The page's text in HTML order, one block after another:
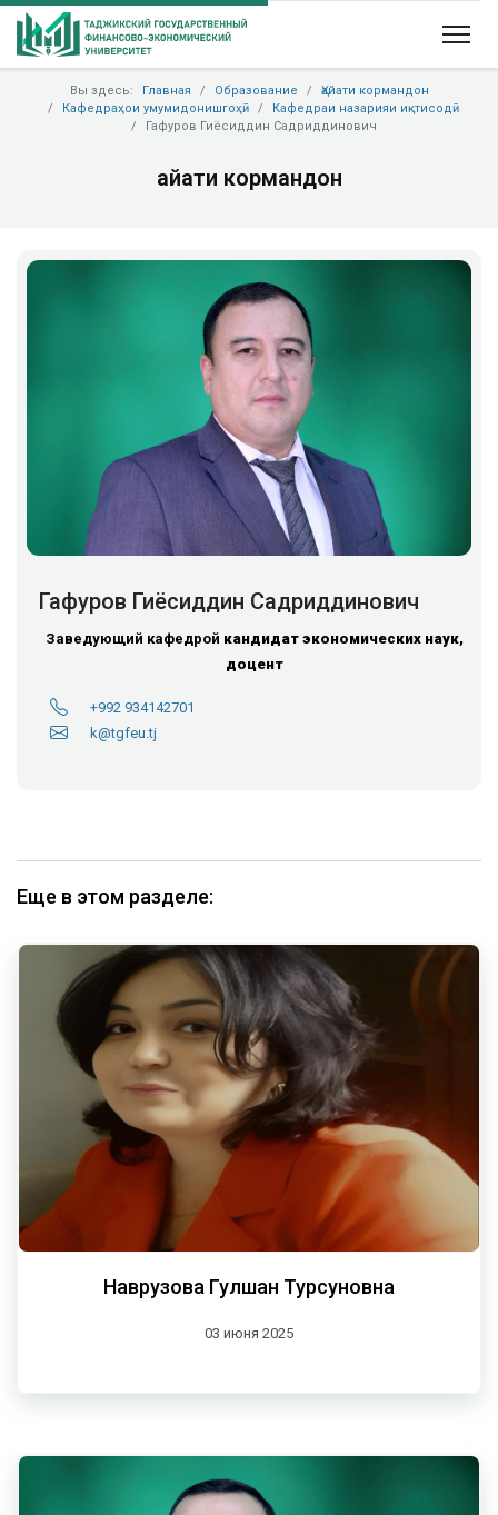
Вы здесь: Главная Образование
Ҳайати кормандон
Кафедраҳои умумидонишгоҳӣ
Кафедраи назарияи иқтисодӣ
Гафуров Гиёсиддин Садриддинович
Ҳайати кормандон
Гафуров Гиёсиддин Садриддинович
Заведующий кафедрой кандидат экономических наук,
доцент
+992 934142701
k@tgfeu.tj
Еще в этом разделе:
Наврузова Гулшан Турсуновна
03 июня 2025